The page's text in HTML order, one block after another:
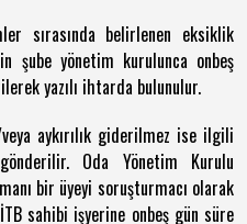
sırasında belirlenen eksiklik
şube yönetim kurulunca onbeş
yazılı ihtarda bulunulur.
aykırılık giderilmez ise ilgili
Oda Yönetim Kurulu
bir üyeyi soruşturmacı olarak
sahibi işyerine onbeş gün süre